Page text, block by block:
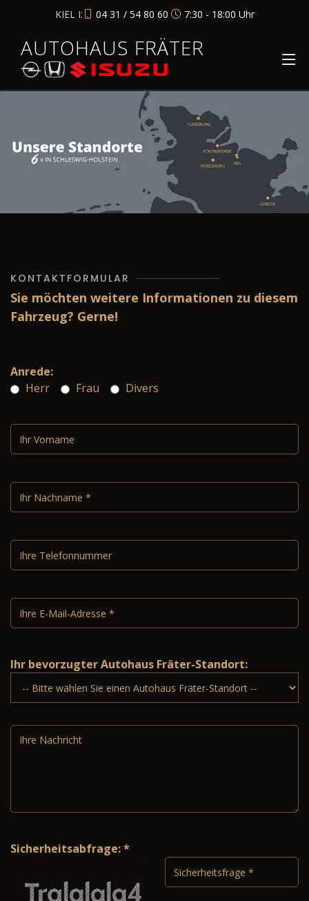
KIEL I: 04 31 / 54 80 60 7:30 - 18:00 Uhr
AUTOHAUS FRÄTER
KONTAKTFORMULAR
Sie möchten weitere Informationen zu diesem
Fahrzeug? Gerne!
Anrede:
Herr
Frau Divers
Ihr bevorzugter Autohaus Fräter-Standort:
Sicherheitsabfrage: *